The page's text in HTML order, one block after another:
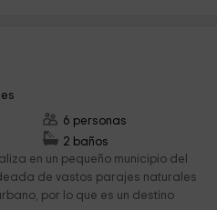
6 personas
2 baños
en un pequeño municipio del
de vastos parajes naturales
por lo que es un destino